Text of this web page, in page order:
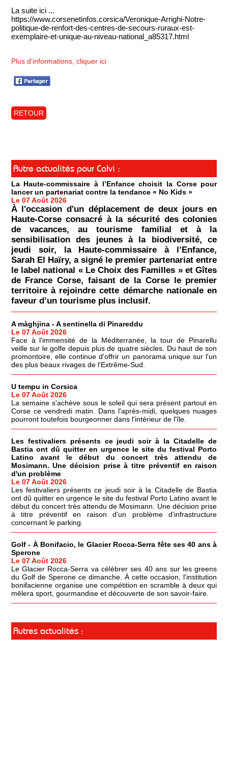
La suite ici ...
https://www.corsenetinfos.corsica/Veronique-Arrighi-Notre-
politique-de-renfort-des-centres-de-secours-ruraux-est-
exemplaire-et-unique-au-niveau-national_a85317.html
Plus d'informations, cliquer ici
RETOUR
Autre actualités pour Calvi :
La Haute-commissaire à l’Enfance choisit la Corse pour
lancer un partenariat contre la tendance « No Kids »
Le 07 Août 2026
À l'occasion d'un déplacement de deux jours en
Haute-Corse consacré à la sécurité des colonies
de vacances, au tourisme familial et à la
sensibilisation des jeunes à la biodiversité, ce
jeudi soir, la Haute-commissaire à l’Enfance,
Sarah El Haïry, a signé le premier partenariat entre
le label national « Le Choix des Familles » et Gîtes
de France Corse, faisant de la Corse le premier
territoire à rejoindre cette démarche nationale en
faveur d’un tourisme plus inclusif.
A màghjina - A sentinella di Pinareddu
Le 07 Août 2026
Face à l'immensité de la Méditerranée, la tour de Pinarellu
veille sur le golfe depuis plus de quatre siècles. Du haut de son
promontoire, elle continue d'offrir un panorama unique sur l'un
des plus beaux rivages de l'Extrême-Sud.
U tempu in Corsica
Le 07 Août 2026
La semaine s'achève sous le soleil qui sera présent partout en
Corse ce vendredi matin. Dans l'après-midi, quelques nuages
pourront toutefois bourgeonner dans l'intérieur de l'île.
Les festivaliers présents ce jeudi soir à la Citadelle de
Bastia ont dû quitter en urgence le site du festival Porto
Latino avant le début du concert très attendu de
Mosimann. Une décision prise à titre préventif en raison
d'un problème
Le 07 Août 2026
Les festivaliers présents ce jeudi soir à la Citadelle de Bastia
ont dû quitter en urgence le site du festival Porto Latino avant le
début du concert très attendu de Mosimann. Une décision prise
à titre préventif en raison d'un problème d'infrastructure
concernant le parking.
Golf - À Bonifacio, le Glacier Rocca-Serra fête ses 40 ans à
Sperone
Le 07 Août 2026
Le Glacier Rocca-Serra va célébrer ses 40 ans sur les greens
du Golf de Sperone ce dimanche. À cette occasion, l'institution
bonifacienne organise une compétition en scramble à deux qui
mêlera sport, gourmandise et découverte de son savoir-faire.
Autres actualités :